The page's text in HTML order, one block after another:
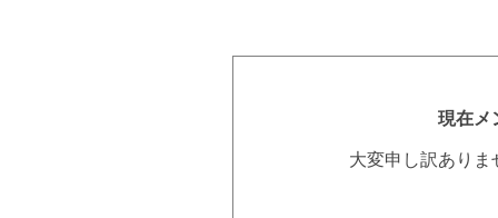
現在メ
大変申し訳あり